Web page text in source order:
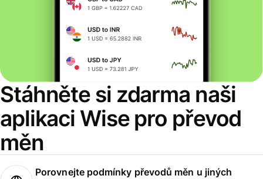
Stáhněte si zdarma naši
aplikaci Wise pro převod
měn
Porovnejte podmínky převodů měn u jiných